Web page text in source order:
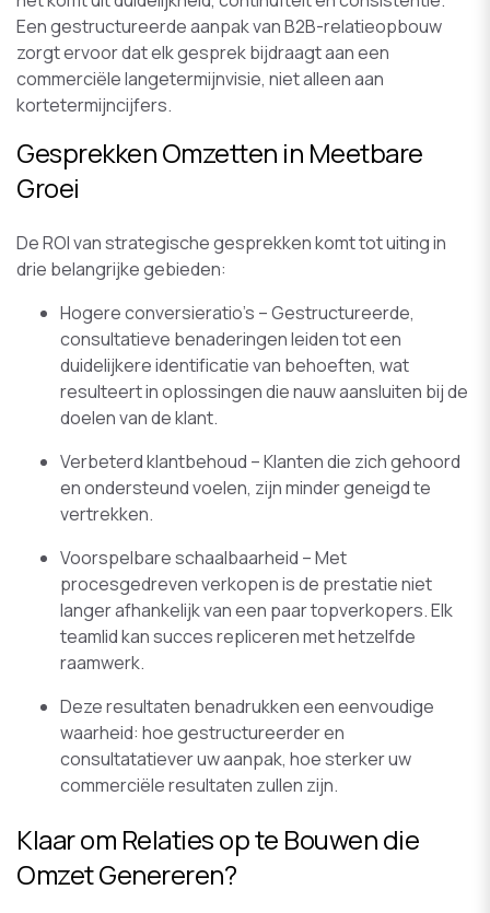
Een gestructureerde aanpak van B2B-relatieopbouw
zorgt ervoor dat elk gesprek bijdraagt aan een
commerciële langetermijnvisie, niet alleen aan
kortetermijncijfers.
Gesprekken Omzetten in Meetbare
Groei
De ROI van strategische gesprekken komt tot uiting in
drie belangrijke gebieden:
Hogere conversieratio's – Gestructureerde,
consultatieve benaderingen leiden tot een
duidelijkere identificatie van behoeften, wat
resulteert in oplossingen die nauw aansluiten bij de
doelen van de klant.
Verbeterd klantbehoud – Klanten die zich gehoord
en ondersteund voelen, zijn minder geneigd te
vertrekken.
Voorspelbare schaalbaarheid – Met
procesgedreven verkopen is de prestatie niet
langer afhankelijk van een paar topverkopers. Elk
teamlid kan succes repliceren met hetzelfde
raamwerk.
Deze resultaten benadrukken een eenvoudige
waarheid: hoe gestructureerder en
consultatatiever uw aanpak, hoe sterker uw
commerciële resultaten zullen zijn.
Klaar om Relaties op te Bouwen die
Omzet Genereren?